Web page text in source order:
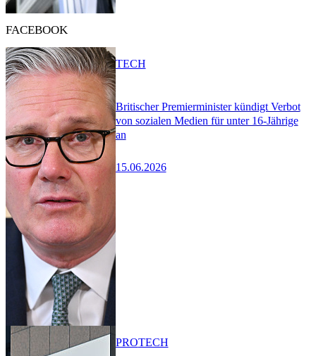
FACEBOOK
Britischer Premierminister kündigt Verbot
von sozialen Medien für unter 16-Jährige
an
15.06.2026
TECH
PROTECH